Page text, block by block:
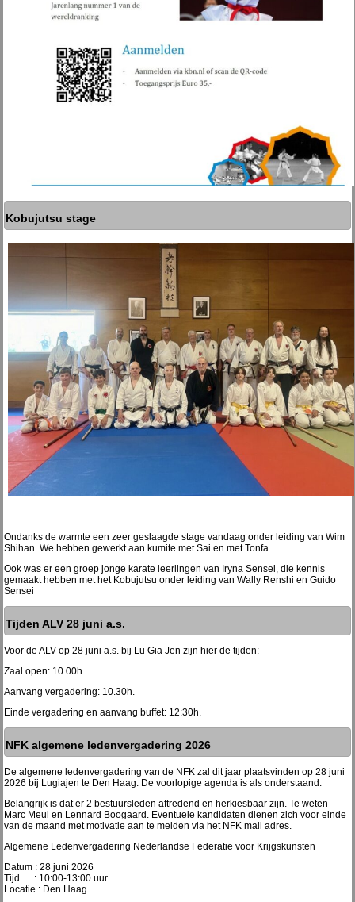
Kobujutsu stage
Ondanks de warmte een zeer geslaagde stage vandaag onder leiding van Wim
Shihan. We hebben gewerkt aan kumite met Sai en met Tonfa.
Ook was er een groep jonge karate leerlingen van Iryna Sensei, die kennis
gemaakt hebben met het Kobujutsu onder leiding van Wally Renshi en Guido
Sensei
Tijden ALV 28 juni a.s.
Voor de ALV op 28 juni a.s. bij Lu Gia Jen zijn hier de tijden:
Zaal open: 10.00h.
Aanvang vergadering: 10.30h.
Einde vergadering en aanvang buffet: 12:30h.
NFK algemene ledenvergadering 2026
De algemene ledenvergadering van de NFK zal dit jaar plaatsvinden op 28 juni
2026 bij Lugiajen te Den Haag. De voorlopige agenda is als onderstaand.
Belangrijk is dat er 2 bestuursleden aftredend en herkiesbaar zijn. Te weten
Marc Meul en Lennard Boogaard. Eventuele kandidaten dienen zich voor einde
van de maand met motivatie aan te melden via het NFK mail adres.
Algemene Ledenvergadering Nederlandse Federatie voor Krijgskunsten
Datum : 28 juni 2026
Tijd : 10:00-13:00 uur
Locatie : Den Haag